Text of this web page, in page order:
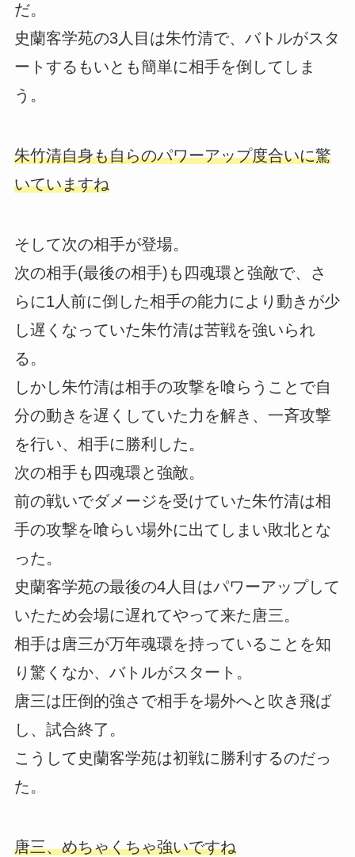
だ。
史蘭客学苑の3人目は朱竹清で、バトルがスタ
ートするもいとも簡単に相手を倒してしま
う。
朱竹清自身も自らのパワーアップ度合いに驚
いていますね
そして次の相手が登場。
次の相手(最後の相手)も四魂環と強敵で、さ
らに1人前に倒した相手の能力により動きが少
し遅くなっていた朱竹清は苦戦を強いられ
る。
しかし朱竹清は相手の攻撃を喰らうことで自
分の動きを遅くしていた力を解き、一斉攻撃
を行い、相手に勝利した。
次の相手も四魂環と強敵。
前の戦いでダメージを受けていた朱竹清は相
手の攻撃を喰らい場外に出てしまい敗北とな
った。
史蘭客学苑の最後の4人目はパワーアップして
いたため会場に遅れてやって来た唐三。
相手は唐三が万年魂環を持っていることを知
り驚くなか、バトルがスタート。
唐三は圧倒的強さで相手を場外へと吹き飛ば
し、試合終了。
こうして史蘭客学苑は初戦に勝利するのだっ
た。
唐三、めちゃくちゃ強いですね